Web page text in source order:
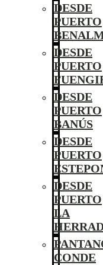
DESDE
PUERTO
DESDE
PUERTO
DESDE
PUERTO
BANÚS
DESDE
PUERTO
DESDE
PUERTO
LA
CONDE